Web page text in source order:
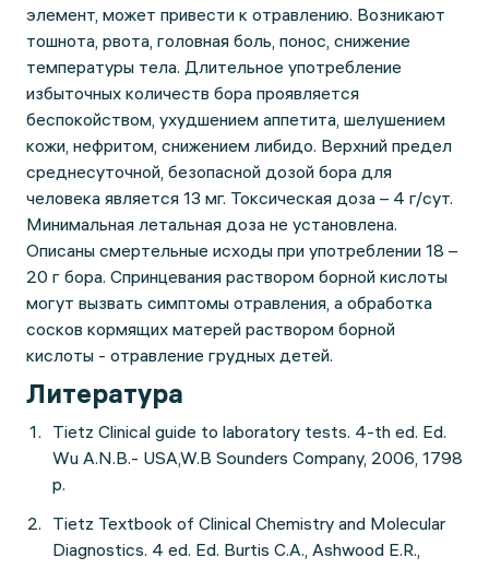
элемент, может привести к отравлению. Возникают
тошнота, рвота, головная боль, понос, снижение
температуры тела. Длительное употребление
избыточных количеств бора проявляется
беспокойством, ухудшением аппетита, шелушением
кожи, нефритом, снижением либидо. Верхний предел
среднесуточной, безопасной дозой бора для
человека является 13 мг. Токсическая доза – 4 г/сут.
Минимальная летальная доза не установлена.
Описаны смертельные исходы при употреблении 18 –
20 г бора. Спринцевания раствором борной кислоты
могут вызвать симптомы отравления, а обработка
сосков кормящих матерей раствором борной
кислоты - отравление грудных детей.
Литература
Tietz Clinical guide to laboratory tests. 4-th ed. Ed.
Wu A.N.B.- USA,W.B Sounders Company, 2006, 1798
p.
Tietz Textbook of Clinical Chemistry and Molecular
Diagnostics. 4 ed. Ed. Burtis C.A., Ashwood E.R.,